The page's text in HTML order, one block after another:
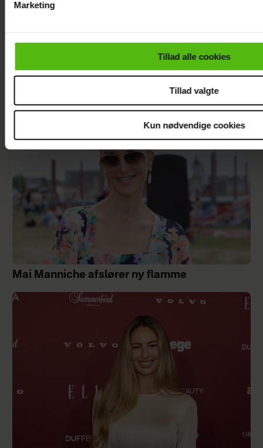
cookiepolitik.
Marketing
Tillad alle cookies
Tillad valgte
Kun nødvendige cookies
Janni Ree kan ikke gå i fred på Smukfest: Det
Mai Manniche afslører ny flamme